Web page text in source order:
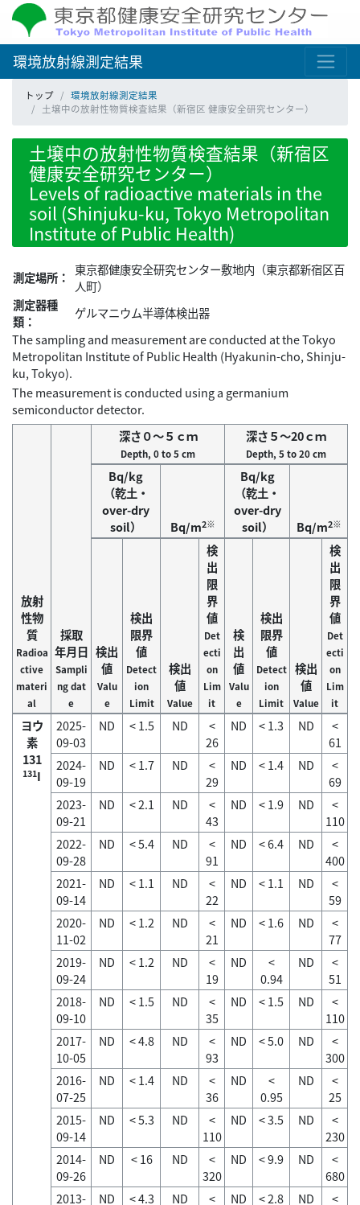
環境放射線測定結果
トップ
環境放射線測定結果
土壌中の放射性物質検査結果（新宿区 健康安全研究センター）
土壌中の放射性物質検査結果（新宿区
健康安全研究センター）
Levels of radioactive materials in the
soil (Shinjuku-ku, Tokyo Metropolitan
Institute of Public Health)
測定場所：
東京都健康安全研究センター敷地内（東京都新宿区百
人町）
測定器種
類：
ゲルマニウム半導体検出器
The sampling and measurement are conducted at the Tokyo
Metropolitan Institute of Public Health (Hyakunin-cho, Shinju-
ku, Tokyo).
The measurement is conducted using a germanium
semiconductor detector.
放射
性物
質
Radioa
ctive
materi
al
採取
年月日
Sampli
ng dat
e
深さ０～５ｃｍ
Depth, 0 to 5 cm
深さ５～20ｃｍ
Depth, 5 to 20 cm
Bq/kg
（乾土・
over-dry
soil）
Bq/m2※
Bq/kg
（乾土・
over-dry
soil）
Bq/m2※
検出
値
Valu
e
検出
限界
値
Detect
ion
Limit
検出
値
Value
検
出
限
界
値
Det
ecti
on
Lim
it
検
出
値
Valu
e
検出
限界
値
Detect
ion
Limit
検出
値
Value
検
出
限
界
値
Det
ecti
on
Lim
it
ヨウ
素
131
131I
2025-
09-03
ND < 1.5 ND
<
26
ND < 1.3 ND
<
61
2024-
09-19
ND < 1.7 ND
<
29
ND < 1.4 ND
<
69
2023-
09-21
ND < 2.1 ND
<
43
ND < 1.9 ND
<
110
2022-
09-28
ND < 5.4 ND
<
91
ND < 6.4 ND
<
400
2021-
09-14
ND < 1.1 ND
<
22
ND < 1.1 ND
<
59
2020-
11-02
ND < 1.2 ND
<
21
ND < 1.6 ND
<
77
2019-
09-24
ND < 1.2 ND
<
19
ND
<
0.94
ND
<
51
2018-
09-10
ND < 1.5 ND
<
35
ND < 1.5 ND
<
110
2017-
10-05
ND < 4.8 ND
<
93
ND < 5.0 ND
<
300
2016-
07-25
ND < 1.4 ND
<
36
ND
<
0.95
ND
<
25
2015-
09-14
ND < 5.3 ND
<
110
ND < 3.5 ND
<
230
2014-
09-26
ND < 16 ND
<
320
ND < 9.9 ND
<
680
2013-
ND < 4.3 ND
<
ND < 2.8 ND
<